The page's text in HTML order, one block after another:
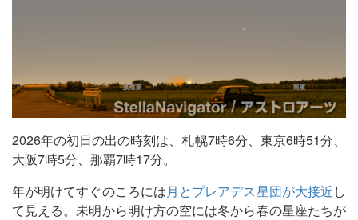
2026年の初日の出の時刻は、札幌7時6分、東京6時51分、
大阪7時5分、那覇7時17分。
年が明けてすぐのころには月とプレアデス星団が大接近し
て見える。未明から明け方の空には冬から春の星座たちが